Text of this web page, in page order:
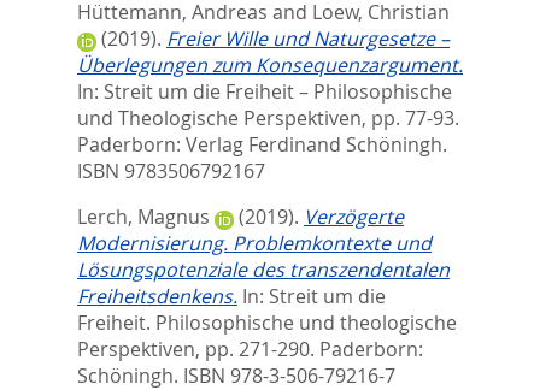
Hüttemann, Andreas and Loew, Christian
(2019). Freier Wille und Naturgesetze –
Überlegungen zum Konsequenzargument.
In: Streit um die Freiheit – Philosophische
und Theologische Perspektiven, pp. 77-93.
Paderborn: Verlag Ferdinand Schöningh.
ISBN 9783506792167
Lerch, Magnus
(2019). Verzögerte
Modernisierung. Problemkontexte und
Lösungspotenziale des transzendentalen
Freiheitsdenkens. In: Streit um die
Freiheit. Philosophische und theologische
Perspektiven, pp. 271-290. Paderborn:
Schöningh. ISBN 978-3-506-79216-7